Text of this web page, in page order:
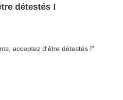
détestés !